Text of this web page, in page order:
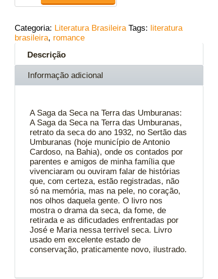
Categoria: Literatura Brasileira Tags: literatura
brasileira, romance
Descrição
Informação adicional
A Saga da Seca na Terra das Umburanas:
A Saga da Seca na Terra das Umburanas,
retrato da seca do ano 1932, no Sertão das
Umburanas (hoje município de Antonio
Cardoso, na Bahia), onde os contados por
parentes e amigos de minha família que
vivenciaram ou ouviram falar de histórias
que, com certeza, estão registradas, não
só na memória, mas na pele, no coração,
nos olhos daquela gente. O livro nos
mostra o drama da seca, da fome, de
retirada e as dificudades enfrentadas por
José e Maria nessa terrivel seca. Livro
usado em excelente estado de
conservação, praticamente novo, ilustrado.